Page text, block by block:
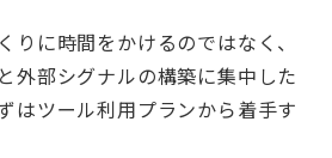
りに時間をかけるのではなく、
外部シグナルの構築に集中した
はツール利用プランから着手す